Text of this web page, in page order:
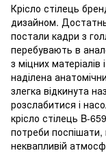
Крісло стілець
дизайном.
постали кадри з
перебувають в
з міцних
наділена
злегка відкинута
розслабитися і
крісло стілець B-
потреби поспішати,
неквапливій